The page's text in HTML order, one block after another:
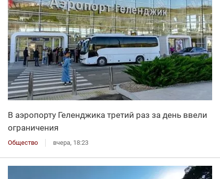
В аэропорту Геленджика третий раз за день ввели
ограничения
Общество вчера, 18:23